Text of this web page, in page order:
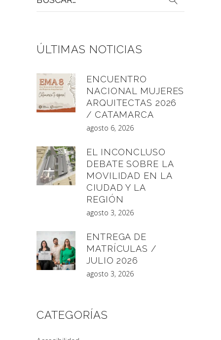
por:
ÚLTIMAS NOTICIAS
ENCUENTRO
NACIONAL MUJERES
ARQUITECTAS 2026
/ CATAMARCA
agosto 6, 2026
EL INCONCLUSO
DEBATE SOBRE LA
MOVILIDAD EN LA
CIUDAD Y LA
REGIÓN
agosto 3, 2026
ENTREGA DE
MATRÍCULAS /
JULIO 2026
agosto 3, 2026
CATEGORÍAS